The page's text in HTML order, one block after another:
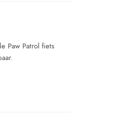
Paw Patrol fiets